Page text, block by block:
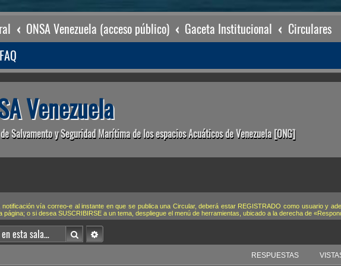
ONSA Venezuela (acceso público) Gaceta Institucional Circulares
FAQ
Venezuela
Salvamento y Seguridad Marítima de los espacios Acuáticos de Venezuela [ONG]
vía correo-e al instante en que se publica una Circular, deberá estar REGISTRADO como usuario y
página; o si desea SUSCRIBIRSE a un tema, despliegue el menú de herramientas, ubicado a la derecha de
BuscarBúsqueda avanzada
RESPUESTAS